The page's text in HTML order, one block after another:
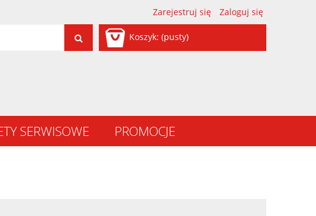
Zarejestruj się Zaloguj się
Koszyk: (pusty)
SERWISOWE
PROMOCJE